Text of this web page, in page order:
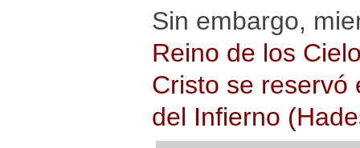
Sin embargo,
Reino de los
Cristo se reservó
del Infierno